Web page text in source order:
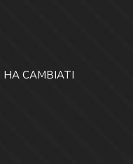
HA CAMBIATI